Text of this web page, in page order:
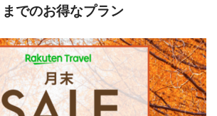
でのお得なプラン